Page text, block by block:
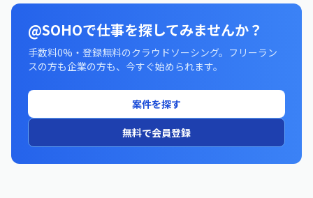
@SOHOで仕事を探してみませんか？
手数料0%・登録無料のクラウドソーシング。フリーラン
スの方も企業の方も、今すぐ始められます。
案件を探す
無料で会員登録